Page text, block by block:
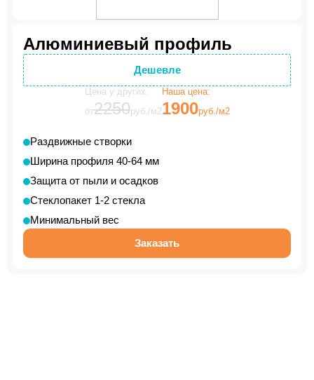
Алюминиевый профиль
Дешевле
Цена у других:
от2250руб./м2
Наша цена:
1900руб./м2
Раздвижные створки
Ширина профиля 40-64 мм
Защита от пыли и осадков
Стеклопакет 1-2 стекла
Минимальный вес
Заказать